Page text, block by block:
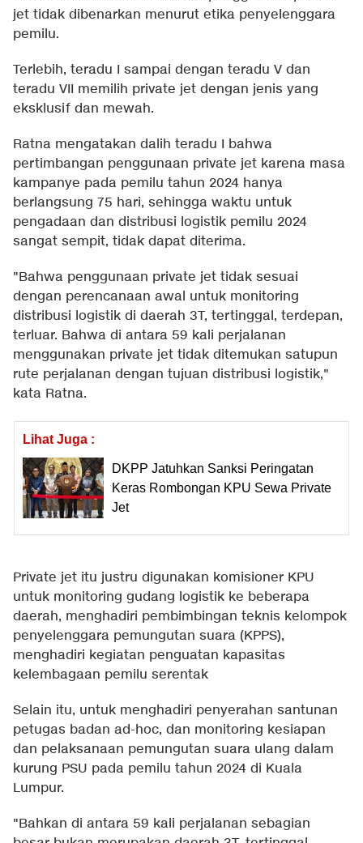
jet tidak dibenarkan menurut etika penyelenggara
pemilu.
Terlebih, teradu I sampai dengan teradu V dan
teradu VII memilih private jet dengan jenis yang
eksklusif dan mewah.
Ratna mengatakan dalih teradu I bahwa
pertimbangan penggunaan private jet karena masa
kampanye pada pemilu tahun 2024 hanya
berlangsung 75 hari, sehingga waktu untuk
pengadaan dan distribusi logistik pemilu 2024
sangat sempit, tidak dapat diterima.
"Bahwa penggunaan private jet tidak sesuai
dengan perencanaan awal untuk monitoring
distribusi logistik di daerah 3T, tertinggal, terdepan,
terluar. Bahwa di antara 59 kali perjalanan
menggunakan private jet tidak ditemukan satupun
rute perjalanan dengan tujuan distribusi logistik,"
kata Ratna.
Lihat Juga :
DKPP Jatuhkan Sanksi Peringatan
Keras Rombongan KPU Sewa Private
Jet
Private jet itu justru digunakan komisioner KPU
untuk monitoring gudang logistik ke beberapa
daerah, menghadiri pembimbingan teknis kelompok
penyelenggara pemungutan suara (KPPS),
menghadiri kegiatan penguatan kapasitas
kelembagaan pemilu serentak
Selain itu, untuk menghadiri penyerahan santunan
petugas badan ad-hoc, dan monitoring kesiapan
dan pelaksanaan pemungutan suara ulang dalam
kurung PSU pada pemilu tahun 2024 di Kuala
Lumpur.
"Bahkan di antara 59 kali perjalanan sebagian